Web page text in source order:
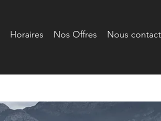
Horaires Nos Offres Nous